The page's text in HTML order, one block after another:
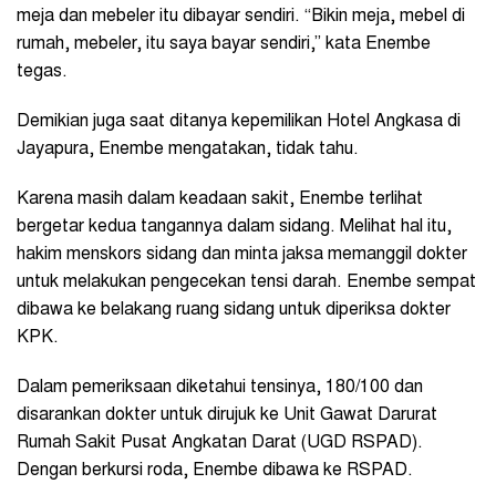
meja dan mebeler itu dibayar sendiri. “Bikin meja, mebel di
rumah, mebeler, itu saya bayar sendiri,” kata Enembe
tegas.
Demikian juga saat ditanya kepemilikan Hotel Angkasa di
Jayapura, Enembe mengatakan, tidak tahu.
Karena masih dalam keadaan sakit, Enembe terlihat
bergetar kedua tangannya dalam sidang. Melihat hal itu,
hakim menskors sidang dan minta jaksa memanggil dokter
untuk melakukan pengecekan tensi darah. Enembe sempat
dibawa ke belakang ruang sidang untuk diperiksa dokter
KPK.
Dalam pemeriksaan diketahui tensinya, 180/100 dan
disarankan dokter untuk dirujuk ke Unit Gawat Darurat
Rumah Sakit Pusat Angkatan Darat (UGD RSPAD).
Dengan berkursi roda, Enembe dibawa ke RSPAD.